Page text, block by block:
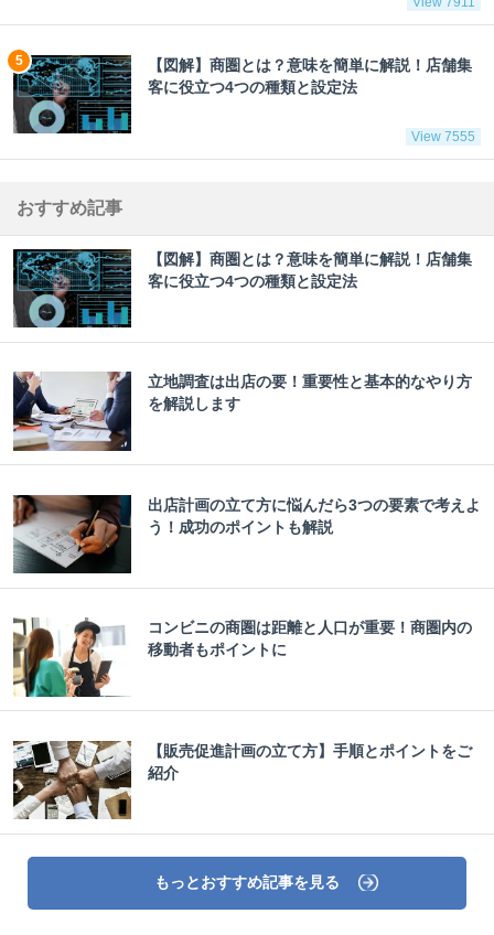
【図解】商圏とは？意味を簡単に解説！店舗集
客に役立つ4つの種類と設定法
View 7555
おすすめ記事
【図解】商圏とは？意味を簡単に解説！店舗集
客に役立つ4つの種類と設定法
立地調査は出店の要！重要性と基本的なやり方
を解説します
出店計画の立て方に悩んだら3つの要素で考えよ
う！成功のポイントも解説
コンビニの商圏は距離と人口が重要！商圏内の
移動者もポイントに
【販売促進計画の立て方】手順とポイントをご
紹介
もっとおすすめ記事を見る